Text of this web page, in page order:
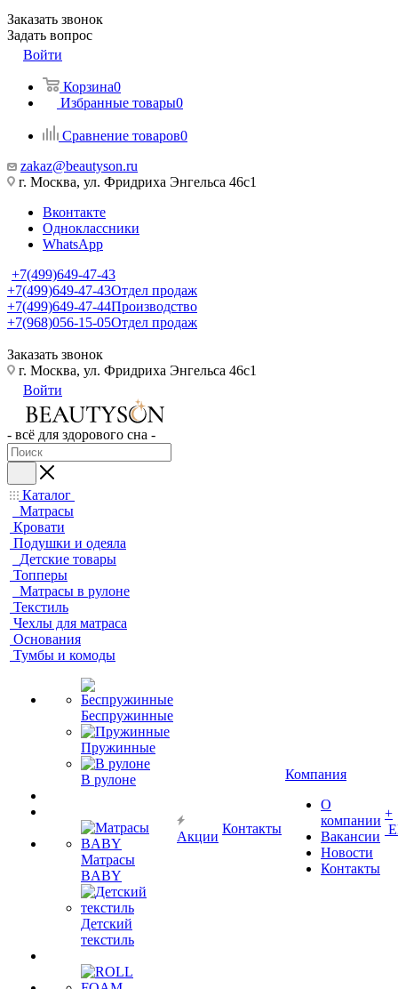
Заказать звонок
Задать вопрос
Войти
Корзина0
Избранные товары0
Сравнение товаров0
zakaz@beautyson.ru
г. Москва, ул. Фридриха Энгельса 46с1
Вконтакте
Одноклассники
WhatsApp
+7(499)649-47-43
+7(499)649-47-43Отдел продаж
+7(499)649-47-44Производство
+7(968)056-15-05Отдел продаж
Заказать звонок
г. Москва, ул. Фридриха Энгельса 46с1
Войти
- всё для здорового сна -
Каталог
Матрасы
Кровати
Подушки и одеяла
Детские товары
Топперы
Матрасы в рулоне
Текстиль
Чехлы для матраса
Основания
Тумбы и комоды
Беспружинные
Пружинные
В рулоне
Матрасы
BABY
Детский
текстиль
Акции
Контакты
Компания
О
компании
Вакансии
Новости
Контакты
+